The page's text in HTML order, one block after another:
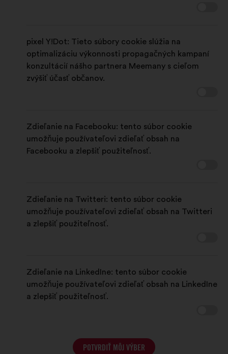
pixel Y!Dot: Tieto súbory cookie slúžia na
optimalizáciu výkonnosti propagačných kampaní
konzultácií nášho partnera Meemany s cieľom
zvýšiť účasť občanov.
Zdieľanie na Facebooku: tento súbor cookie
umožňuje používateľovi zdieľať obsah na
Facebooku a zlepšiť použiteľnosť.
Zdieľanie na Twitteri: tento súbor cookie
umožňuje používateľovi zdieľať obsah na Twitteri
a zlepšiť použiteľnosť.
Zdieľanie na LinkedIne: tento súbor cookie
umožňuje používateľovi zdieľať obsah na LinkedIne
a zlepšiť použiteľnosť.
POTVRDIŤ MÔJ VÝBER